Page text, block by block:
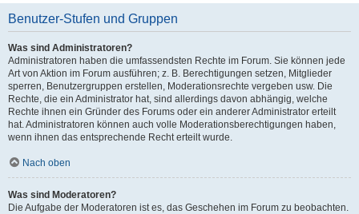
Benutzer-Stufen und Gruppen
Was sind Administratoren?
Administratoren haben die umfassendsten Rechte im Forum. Sie können jede
Art von Aktion im Forum ausführen; z. B. Berechtigungen setzen, Mitglieder
sperren, Benutzergruppen erstellen, Moderationsrechte vergeben usw. Die
Rechte, die ein Administrator hat, sind allerdings davon abhängig, welche
Rechte ihnen ein Gründer des Forums oder ein anderer Administrator erteilt
hat. Administratoren können auch volle Moderationsberechtigungen haben,
wenn ihnen das entsprechende Recht erteilt wurde.
Nach oben
Was sind Moderatoren?
Die Aufgabe der Moderatoren ist es, das Geschehen im Forum zu beobachten.